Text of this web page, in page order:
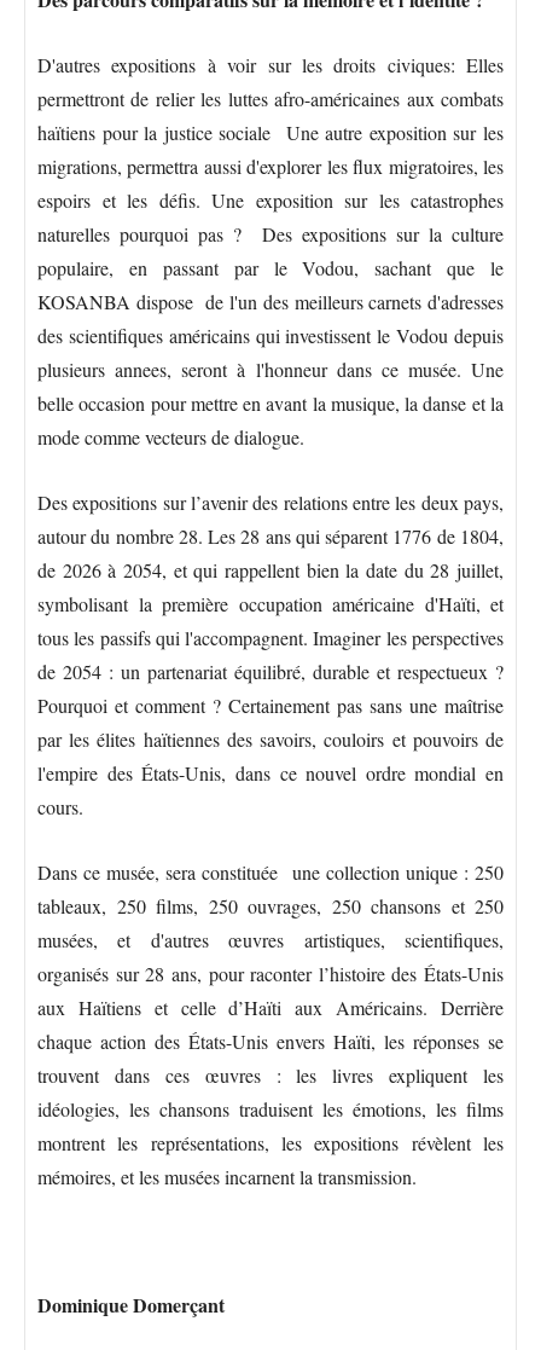
D'autres expositions à voir sur les droits civiques: Elles
permettront de relier les luttes afro-américaines aux combats
haïtiens pour la justice sociale Une autre exposition sur les
migrations, permettra aussi d'explorer les flux migratoires, les
espoirs et les défis. Une exposition sur les catastrophes
naturelles pourquoi pas ? Des expositions sur la culture
populaire, en passant par le Vodou, sachant que le
KOSANBA dispose de l'un des meilleurs carnets d'adresses
des scientifiques américains qui investissent le Vodou depuis
plusieurs annees, seront à l'honneur dans ce musée. Une
belle occasion pour mettre en avant la musique, la danse et la
mode comme vecteurs de dialogue.
Des expositions sur l’avenir des relations entre les deux pays,
autour du nombre 28. Les 28 ans qui séparent 1776 de 1804,
de 2026 à 2054, et qui rappellent bien la date du 28 juillet,
symbolisant la première occupation américaine d'Haïti, et
tous les passifs qui l'accompagnent. Imaginer les perspectives
de 2054 : un partenariat équilibré, durable et respectueux ?
Pourquoi et comment ? Certainement pas sans une maîtrise
par les élites haïtiennes des savoirs, couloirs et pouvoirs de
l'empire des États-Unis, dans ce nouvel ordre mondial en
cours.
Dans ce musée, sera constituée une collection unique : 250
tableaux, 250 films, 250 ouvrages, 250 chansons et 250
musées, et d'autres œuvres artistiques, scientifiques,
organisés sur 28 ans, pour raconter l’histoire des États-Unis
aux Haïtiens et celle d’Haïti aux Américains. Derrière
chaque action des États-Unis envers Haïti, les réponses se
trouvent dans ces œuvres : les livres expliquent les
idéologies, les chansons traduisent les émotions, les films
montrent les représentations, les expositions révèlent les
mémoires, et les musées incarnent la transmission.
Dominique Domerçant